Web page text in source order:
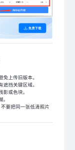
上传旧版本。
挡关键区域。
或色块。
要把同一张低清照片